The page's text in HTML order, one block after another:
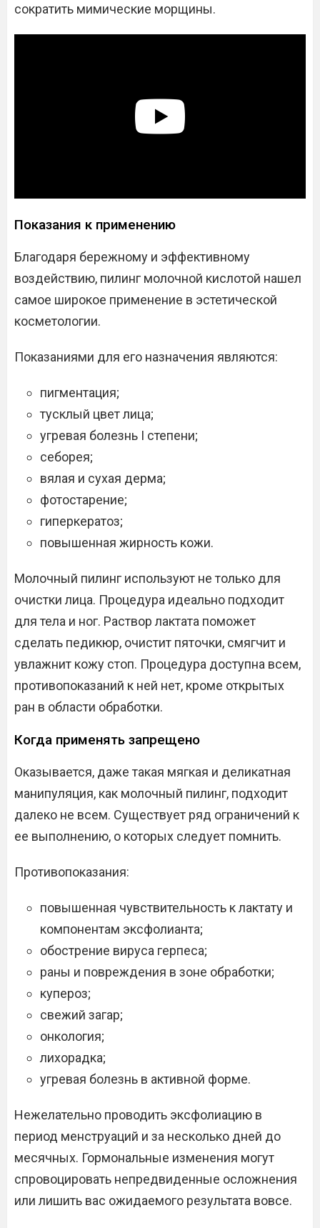
сократить мимические морщины.
Показания к применению
Благодаря бережному и эффективному
воздействию, пилинг молочной кислотой нашел
самое широкое применение в эстетической
косметологии.
Показаниями для его назначения являются:
пигментация;
тусклый цвет лица;
угревая болезнь I степени;
себорея;
вялая и сухая дерма;
фотостарение;
гиперкератоз;
повышенная жирность кожи.
Молочный пилинг используют не только для
очистки лица. Процедура идеально подходит
для тела и ног. Раствор лактата поможет
сделать педикюр, очистит пяточки, смягчит и
увлажнит кожу стоп. Процедура доступна всем,
противопоказаний к ней нет, кроме открытых
ран в области обработки.
Когда применять запрещено
Оказывается, даже такая мягкая и деликатная
манипуляция, как молочный пилинг, подходит
далеко не всем. Существует ряд ограничений к
ее выполнению, о которых следует помнить.
Противопоказания:
повышенная чувствительность к лактату и
компонентам эксфолианта;
обострение вируса герпеса;
раны и повреждения в зоне обработки;
купероз;
свежий загар;
онкология;
лихорадка;
угревая болезнь в активной форме.
Нежелательно проводить эксфолиацию в
период менструаций и за несколько дней до
месячных. Гормональные изменения могут
спровоцировать непредвиденные осложнения
или лишить вас ожидаемого результата вовсе.